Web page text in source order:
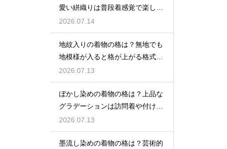
愛い絣織りは普段着感覚で楽しめ
る
2026.07.14
地紋入りの着物の格は？無地でも
地模様が入ると格が上がる格式を
解説
2026.07.13
ぼかし染めの着物の格は？上品な
グラデーションは訪問着や付け下
げで格調アップ
2026.07.13
墨流し染めの着物の格は？芸術的